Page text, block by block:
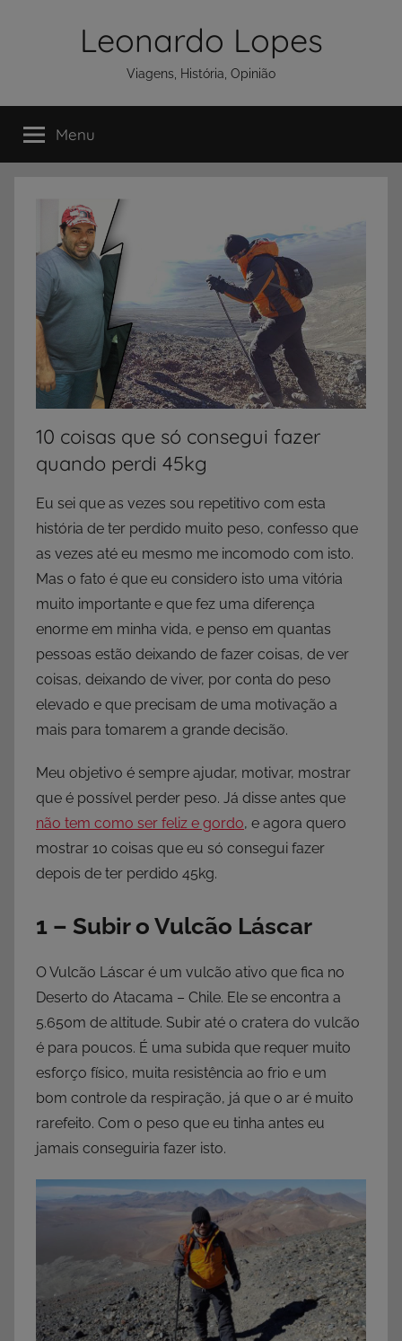
Leonardo Lopes
Viagens, História, Opinião
Menu
10 coisas que só consegui fazer
quando perdi 45kg
Eu sei que as vezes sou repetitivo com esta
história de ter perdido muito peso, confesso que
as vezes até eu mesmo me incomodo com isto.
Mas o fato é que eu considero isto uma vitória
muito importante e que fez uma diferença
enorme em minha vida, e penso em quantas
pessoas estão deixando de fazer coisas, de ver
coisas, deixando de viver, por conta do peso
elevado e que precisam de uma motivação a
mais para tomarem a grande decisão.
Meu objetivo é sempre ajudar, motivar, mostrar
que é possível perder peso. Já disse antes que
não tem como ser feliz e gordo, e agora quero
mostrar 10 coisas que eu só consegui fazer
depois de ter perdido 45kg.
1 – Subir o Vulcão Láscar
O Vulcão Láscar é um vulcão ativo que fica no
Deserto do Atacama – Chile. Ele se encontra a
5.650m de altitude. Subir até o cratera do vulcão
é para poucos. É uma subida que requer muito
esforço físico, muita resistência ao frio e um
bom controle da respiração, já que o ar é muito
rarefeito. Com o peso que eu tinha antes eu
jamais conseguiria fazer isto.